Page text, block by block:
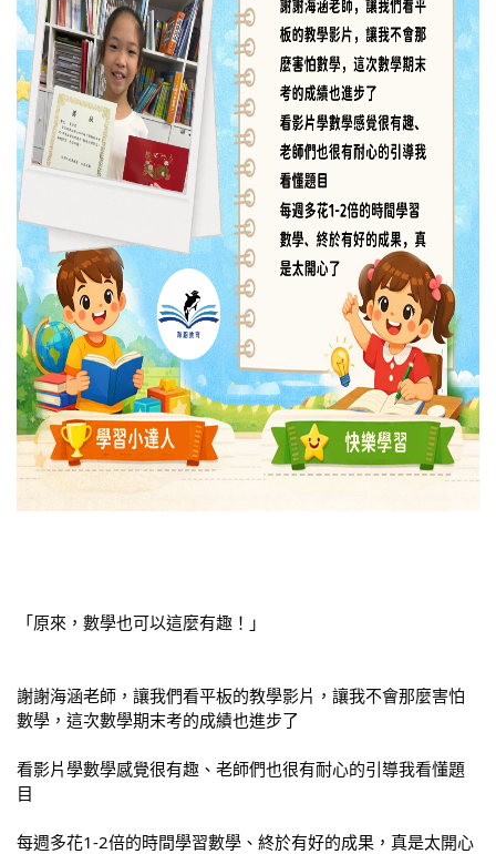
「原來，數學也可以這麼有趣！ 」
謝謝海涵老師，讓我們看平板的教學影片，讓我不會那麼害怕
數學，這次數學期末考的成績也進步了
看影片學數學感覺很有趣、老師們也很有耐心的引導我看懂題
目
每週多花1-2倍的時間學習數學、終於有好的成果，真是太開心